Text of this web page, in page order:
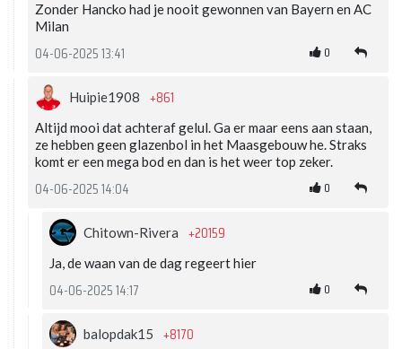
Zonder Hancko had je nooit gewonnen van Bayern en AC
Milan
04-06-2025 13:41 0
Huipie1908 +861
Altijd mooi dat achteraf gelul. Ga er maar eens aan staan,
ze hebben geen glazenbol in het Maasgebouw he. Straks
komt er een mega bod en dan is het weer top zeker.
04-06-2025 14:04 0
Chitown-Rivera +20159
Ja, de waan van de dag regeert hier
04-06-2025 14:17 0
balopdak15 +8170